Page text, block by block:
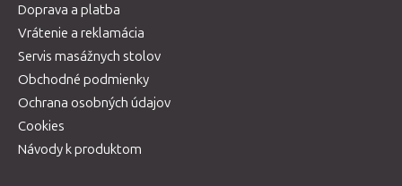
Doprava a platba
Vrátenie a reklamácia
Servis masážnych stolov
Obchodné podmienky
Ochrana osobných údajov
Cookies
Návody k produktom